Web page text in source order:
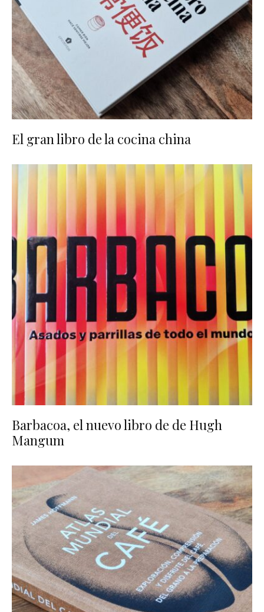
El gran libro de la cocina china
Barbacoa, el nuevo libro de de Hugh
Mangum